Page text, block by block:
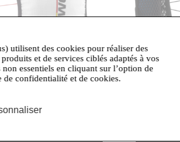
utilisent des cookies pour réaliser des
et de services ciblés adaptés à vos
essentiels en cliquant sur l’option de
confidentialité et de cookies.